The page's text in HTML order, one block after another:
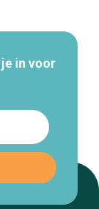
in voor